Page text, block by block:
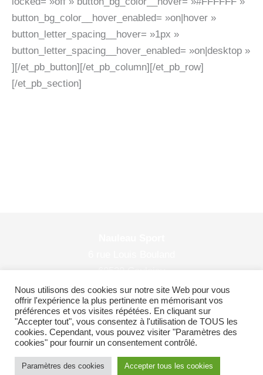
button_bg_color__hover_enabled= »on|hover »
button_letter_spacing__hover= »1px »
button_letter_spacing__hover_enabled= »on|desktop »
][/et_pb_button][/et_pb_column][/et_pb_row]
[/et_pb_section]
© 2026 Nauleau Sport
Plan du site |Politiques de confidentialité
Nous utilisons des cookies sur notre site Web pour vous
offrir l'expérience la plus pertinente en mémorisant vos
préférences et vos visites répétées. En cliquant sur
"Accepter tout", vous consentez à l'utilisation de TOUS les
cookies. Cependant, vous pouvez visiter "Paramètres des
cookies" pour fournir un consentement contrôlé.
Paramètres des cookies Accepter tous les cookies